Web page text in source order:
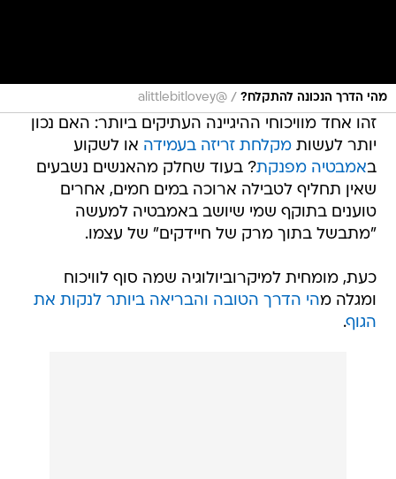
מהי הדרך הנכונה להתקלח? /
@alittlebitlovey
זהו אחד מוויכוחי ההיגיינה העתיקים ביותר: האם נכון
יותר לעשותמקלחת זריזה בעמידה או לשקוע
באמבטיה מפנקת? בעוד שחלק מהאנשים נשבעים
שאין תחליף לטבילה ארוכה במים חמים, אחרים
טוענים בתוקף שמי שיושב באמבטיה למעשה
"מתבשל בתוך מרק של חיידקים" של עצמו.
כעת, מומחית למיקרוביולוגיה שמה סוף לוויכוח
ומגלה מהי הדרך הטובה והבריאה ביותר לנקות את
הגוף.